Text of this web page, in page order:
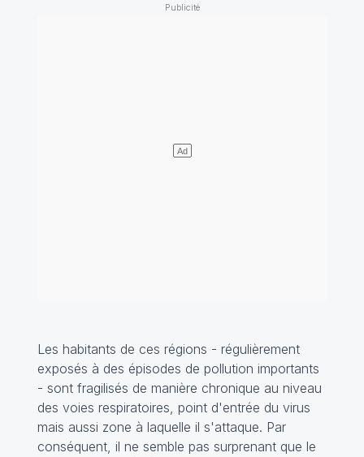
Les habitants de ces régions - régulièrement
exposés à des épisodes de pollution importants
- sont fragilisés de manière chronique au niveau
des voies respiratoires, point d'entrée du virus
mais aussi zone à laquelle il s'attaque. Par
conséquent, il ne semble pas surprenant que le